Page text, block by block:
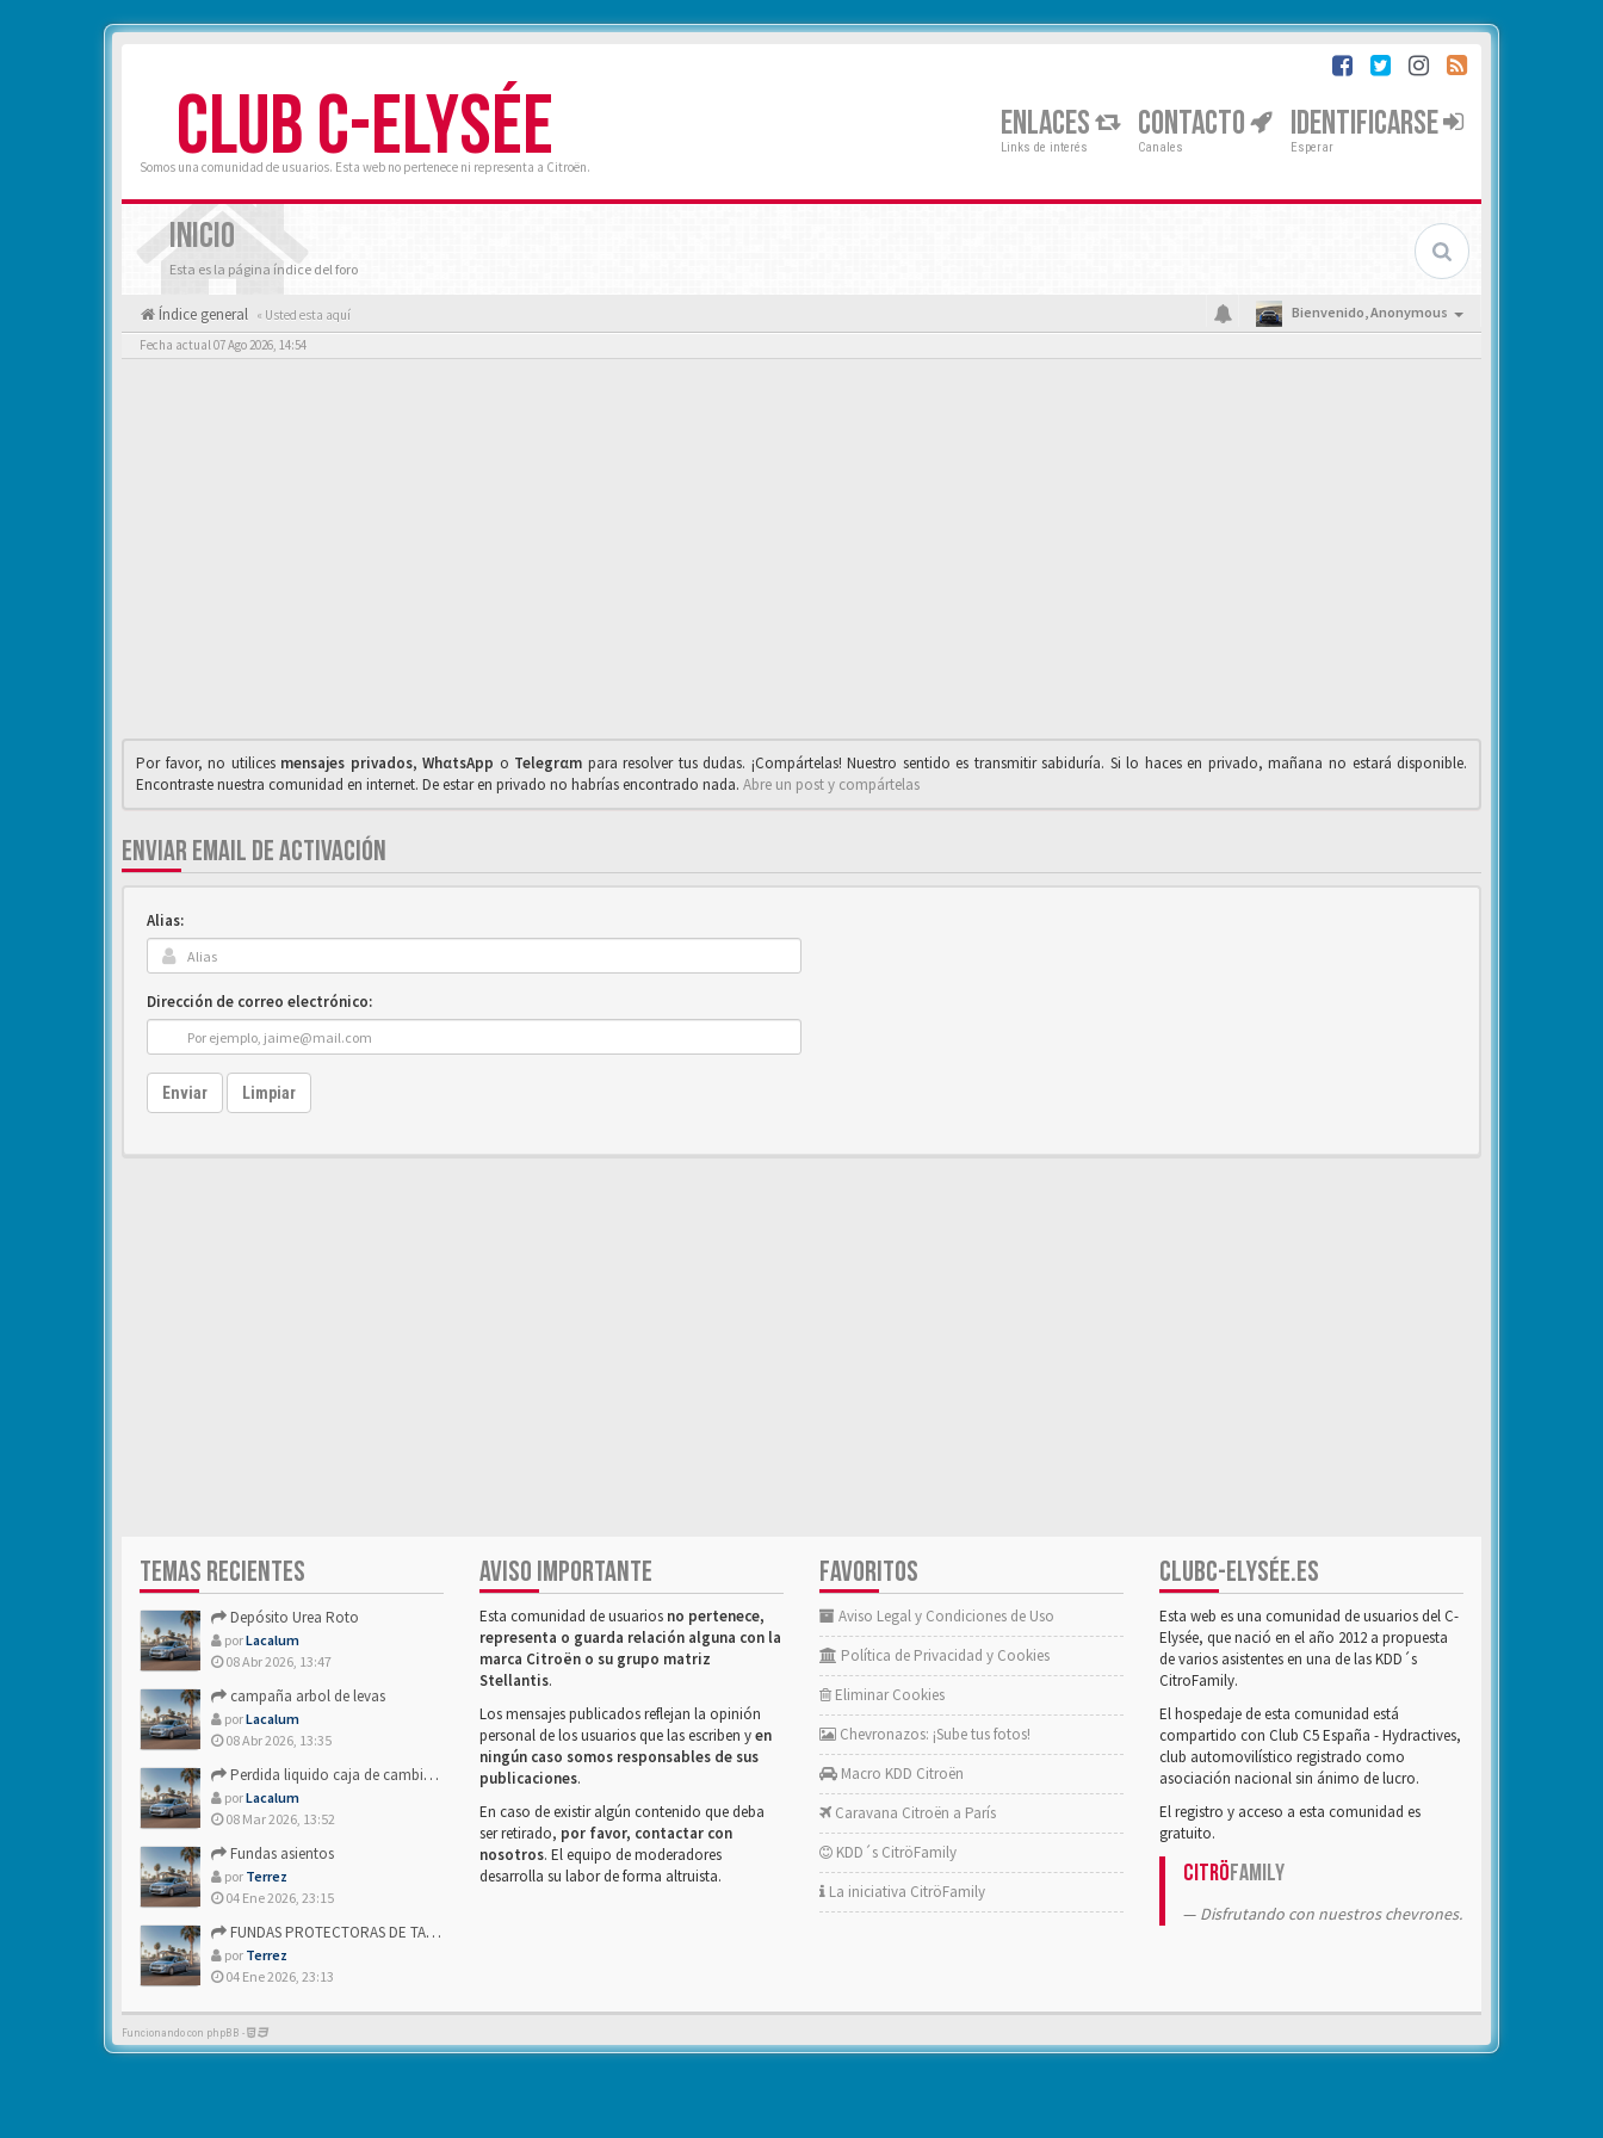
CLUB C-ELYSÉE
Somos una comunidad de usuarios. Esta web no pertenece ni representa a Citroën.
ENLACES
Links de interés
CONTACTO
Canales
IDENTIFICARSE
Esperar
INICIO
Esta es la página índice del foro
Índice general « Usted esta aquí Bienvenido,Anonymous
Fecha actual 07 Ago 2026, 14:54
Por favor, no utilices mensajes privados,WhαtsApp o Telegrαm para resolver tus dudas. ¡Compártelas! Nuestro sentido es transmitir sabiduría. Si lo haces en privado, mañana no estará disponible.
Encontraste nuestra comunidad en internet. De estar en privado no habrías encontrado nada. Abre un post y compártelas
ENVIAR EMAIL DE ACTIVACIÓN
Alias:
Dirección de correo electrónico:
Enviar Limpiar
TEMAS RECIENTES
Depósito Urea Roto
porLacalum
08 Abr 2026, 13:47
campaña arbol de levas
porLacalum
08 Abr 2026, 13:35
Perdida liquido caja de cambios- Alguien sabria decirme
porLacalum
08 Mar 2026, 13:52
Fundas asientos
por Terrez
04 Ene 2026, 23:15
FUNDAS PROTECTORAS DE TAPICERIA
por Terrez
04 Ene 2026, 23:13
AVISO IMPORTANTE
Esta comunidad de usuarios no pertenece,
representa o guarda relación alguna con la
marca Citroën o su grupo matriz
Stellantis.
Los mensajes publicados reflejan la opinión
personal de los usuarios que las escriben yen
ningún caso somos responsables de sus
publicaciones.
En caso de existir algún contenido que deba
ser retirado, por favor, contactar con
nosotros. El equipo de moderadores
desarrolla su labor de forma altruista.
FAVORITOS
Aviso Legal y Condiciones de Uso
Política de Privacidad y Cookies
Eliminar Cookies
Chevronazos: ¡Sube tus fotos!
Macro KDD Citroën
Caravana Citroën a París
KDD´s CitröFamily
La iniciativa CitröFamily
CLUBC-ELYSÉE.ES
Esta web es una comunidad de usuarios del C-
Elysée, que nació en el año 2012 a propuesta
de varios asistentes en una de las KDD´s
CitroFamily.
El hospedaje de esta comunidad está
compartido con Club C5 España - Hydractives,
club automovilístico registrado como
asociación nacional sin ánimo de lucro.
El registro y acceso a esta comunidad es
gratuito.
CitröFamily
Disfrutando con nuestros chevrones.
Funcionando con phpBB -